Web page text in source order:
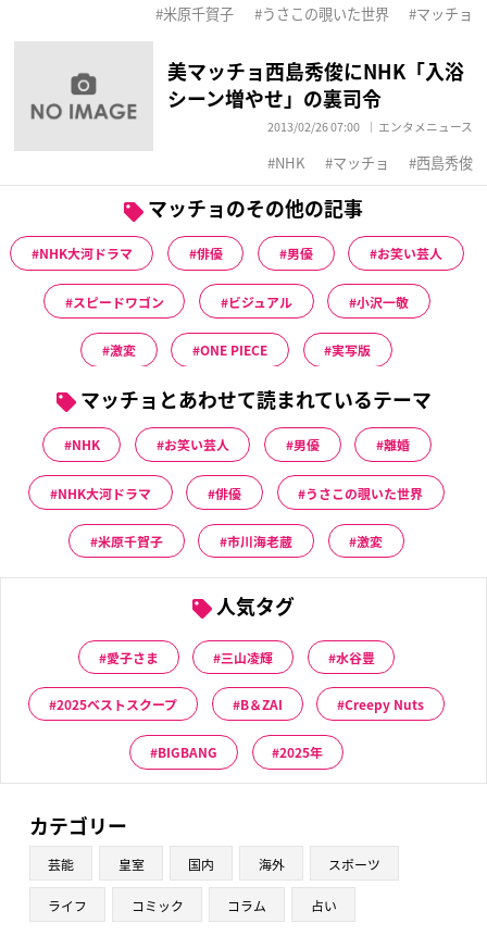
米原千賀子 うさこの覗いた世界 マッチョ
美マッチョ西島秀俊にNHK「入浴
シーン増やせ」の裏司令
2013/02/26 07:00 エンタメニュース
NHK マッチョ 西島秀俊
マッチョのその他の記事
NHK大河ドラマ 俳優 男優 お笑い芸人
スピードワゴン ビジュアル 小沢一敬
激変 ONE PIECE 実写版
マッチョとあわせて読まれているテーマ
NHK お笑い芸人 男優 離婚
NHK大河ドラマ 俳優 うさこの覗いた世界
米原千賀子 市川海老蔵 激変
人気タグ
愛子さま 三山凌輝 水谷豊
2025ベストスクープ B＆ZAI Creepy Nuts
BIGBANG 2025年
カテゴリー
芸能 皇室 国内 海外 スポーツ
ライフ コミック コラム 占い